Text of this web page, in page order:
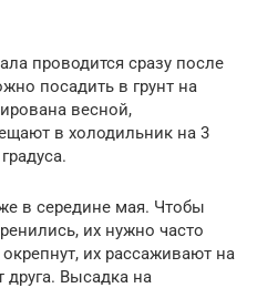
проводится сразу после
посадить в грунт на
весной,
в холодильник на 3
в середине мая. Чтобы
их нужно часто
их рассаживают на
друга. Высадка на